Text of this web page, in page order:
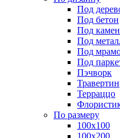
Под
Под бетон
Под
Под
Под
Под
Пэчворк
Травертин
Терраццо
По размеру
100х100
100х200